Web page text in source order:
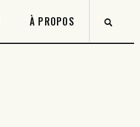
À PROPOS